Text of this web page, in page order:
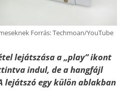
Forrás: Techmoan/YouTube
lejátszása a „play” ikont
indul, de a hangfájl
lejátszó egy különablakban